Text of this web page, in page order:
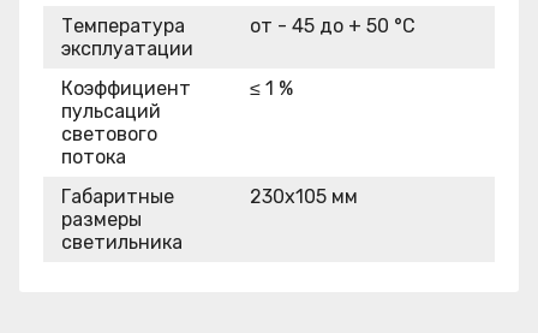
Температура
эксплуатации
от - 45 до + 50 °C
Коэффициент
пульсаций
светового
потока
≤ 1 %
Габаритные
размеры
светильника
230x105 мм